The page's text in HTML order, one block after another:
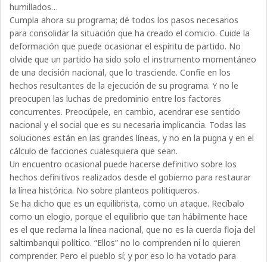
humillados…
Cumpla ahora su programa; dé todos los pasos necesarios
para consolidar la situación que ha creado el comicio. Cuide la
deformación que puede ocasionar el espíritu de partido. No
olvide que un partido ha sido solo el instrumento momentáneo
de una decisión nacional, que lo trasciende. Confíe en los
hechos resultantes de la ejecución de su programa. Y no le
preocupen las luchas de predominio entre los factores
concurrentes. Preocúpele, en cambio, acendrar ese sentido
nacional y el social que es su necesaria implicancia. Todas las
soluciones están en las grandes líneas, y no en la pugna y en el
cálculo de facciones cualesquiera que sean.
Un encuentro ocasional puede hacerse definitivo sobre los
hechos definitivos realizados desde el gobierno para restaurar
la línea histórica. No sobre planteos politiqueros.
Se ha dicho que es un equilibrista, como un ataque. Recíbalo
como un elogio, porque el equilibrio que tan hábilmente hace
es el que reclama la línea nacional, que no es la cuerda floja del
saltimbanqui político. “Ellos” no lo comprenden ni lo quieren
comprender. Pero el pueblo sí; y por eso lo ha votado para